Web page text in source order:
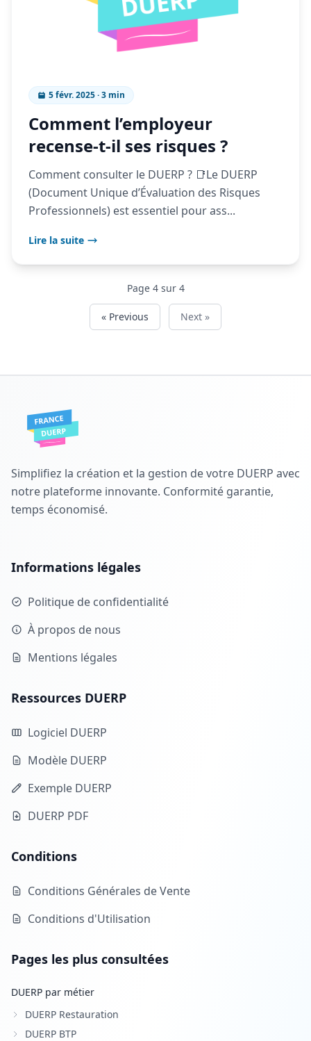
5 févr. 2025 · 3 min
Comment l’employeur
recense-t-il ses risques ?
Comment consulter le DUERP ? 📑Le DUERP
(Document Unique d’Évaluation des Risques
Professionnels) est essentiel pour ass...
Lire la suite
Page 4 sur 4
« Previous Next »
Simplifiez la création et la gestion de votre DUERP avec
notre plateforme innovante. Conformité garantie,
temps économisé.
Informations légales
Politique de confidentialité
À propos de nous
Mentions légales
Ressources DUERP
Logiciel DUERP
Modèle DUERP
Exemple DUERP
DUERP PDF
Conditions
Conditions Générales de Vente
Conditions d'Utilisation
Pages les plus consultées
DUERP par métier
DUERP Restauration
DUERP BTP